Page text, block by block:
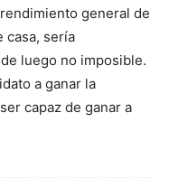
general de
casa, sería
luego no imposible.
a ganar la
capaz de ganar a